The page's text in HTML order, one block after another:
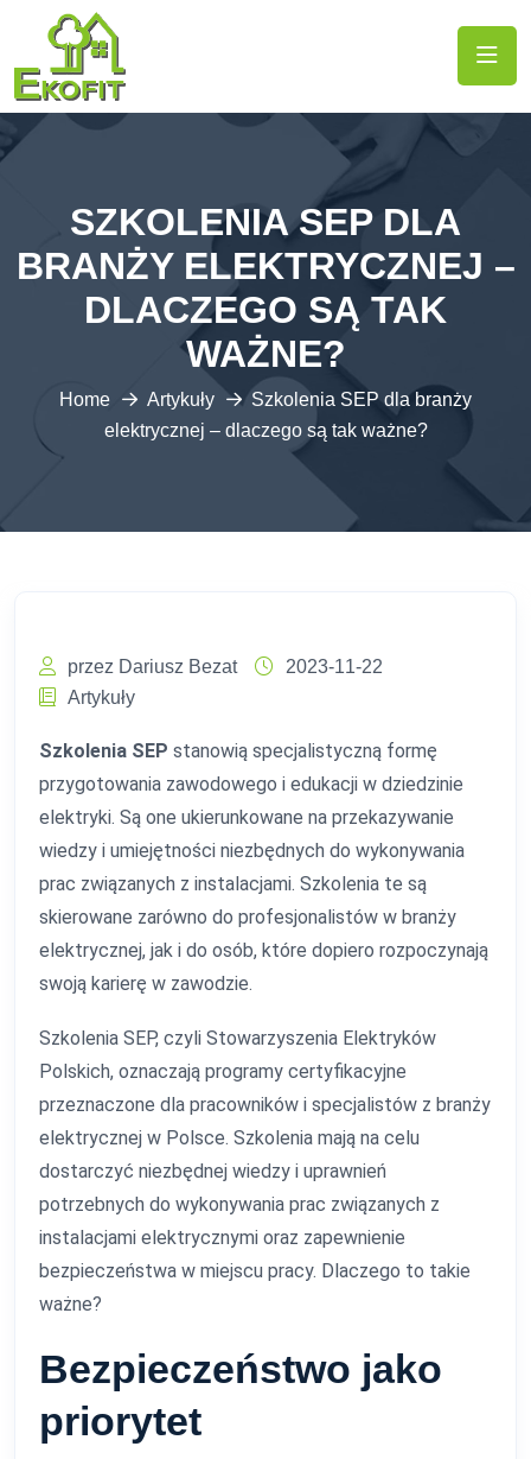
SZKOLENIA SEP DLA
BRANŻY ELEKTRYCZNEJ –
DLACZEGO SĄ TAK
WAŻNE?
Home Artykuły
Szkolenia SEP dla branży
elektrycznej – dlaczego są tak ważne?
przez Dariusz Bezat
2023-11-22
Artykuły
Szkolenia SEP stanowią specjalistyczną formę
przygotowania zawodowego i edukacji w dziedzinie
elektryki. Są one ukierunkowane na przekazywanie
wiedzy i umiejętności niezbędnych do wykonywania
prac związanych z instalacjami. Szkolenia te są
skierowane zarówno do profesjonalistów w branży
elektrycznej, jak i do osób, które dopiero rozpoczynają
swoją karierę w zawodzie.
Szkolenia SEP, czyli Stowarzyszenia Elektryków
Polskich, oznaczają programy certyfikacyjne
przeznaczone dla pracowników i specjalistów z branży
elektrycznej w Polsce. Szkolenia mają na celu
dostarczyć niezbędnej wiedzy i uprawnień
potrzebnych do wykonywania prac związanych z
instalacjami elektrycznymi oraz zapewnienie
bezpieczeństwa w miejscu pracy. Dlaczego to takie
ważne?
Bezpieczeństwo jako
priorytet